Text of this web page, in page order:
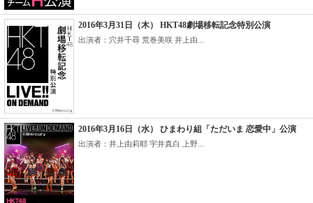
2016年3月31日（木） HKT48劇場移転記念特別公演
出演者：穴井千尋 荒巻美咲 井上由...
2016年3月16日（水） ひまわり組「ただいま 恋愛中」公演
出演者：井上由莉耶 宇井真白 上野...